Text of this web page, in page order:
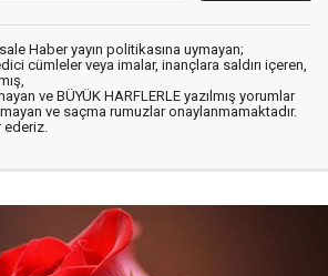
Haber yayın politikasına uymayan;
cümleler veya imalar, inançlara saldırı içeren,
ve BÜYÜK HARFLERLE yazılmış yorumlar
ve saçma rumuzlar onaylanmamaktadır.
ederiz.